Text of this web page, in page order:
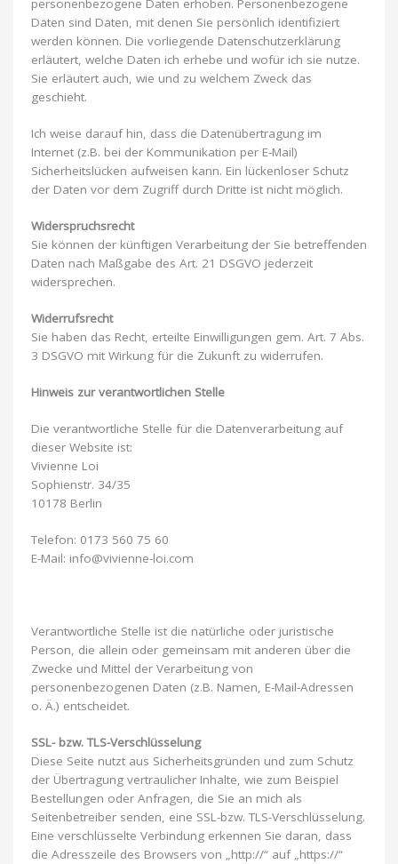
personenbezogene Daten erhoben. Personenbezogene
Daten sind Daten, mit denen Sie persönlich identifiziert
werden können. Die vorliegende Datenschutzerklärung
erläutert, welche Daten ich erhebe und wofür ich sie nutze.
Sie erläutert auch, wie und zu welchem Zweck das
geschieht.
Ich weise darauf hin, dass die Datenübertragung im
Internet (z.B. bei der Kommunikation per E-Mail)
Sicherheitslücken aufweisen kann. Ein lückenloser Schutz
der Daten vor dem Zugriff durch Dritte ist nicht möglich.
Widerspruchsrecht
Sie können der künftigen Verarbeitung der Sie betreffenden
Daten nach Maßgabe des Art. 21 DSGVO jederzeit
widersprechen.
Widerrufsrecht
Sie haben das Recht, erteilte Einwilligungen gem. Art. 7 Abs.
3 DSGVO mit Wirkung für die Zukunft zu widerrufen.
Hinweis zur verantwortlichen Stelle
Die verantwortliche Stelle für die Datenverarbeitung auf
dieser Website ist:
Vivienne Loi
Sophienstr. 34/35
10178 Berlin
Telefon: 0173 560 75 60
E-Mail: info@vivienne-loi.com
Verantwortliche Stelle ist die natürliche oder juristische
Person, die allein oder gemeinsam mit anderen über die
Zwecke und Mittel der Verarbeitung von
personenbezogenen Daten (z.B. Namen, E-Mail-Adressen
o. Ä.) entscheidet.
SSL- bzw. TLS-Verschlüsselung
Diese Seite nutzt aus Sicherheitsgründen und zum Schutz
der Übertragung vertraulicher Inhalte, wie zum Beispiel
Bestellungen oder Anfragen, die Sie an mich als
Seitenbetreiber senden, eine SSL-bzw. TLS-Verschlüsselung.
Eine verschlüsselte Verbindung erkennen Sie daran, dass
die Adresszeile des Browsers von „http://“ auf „https://“